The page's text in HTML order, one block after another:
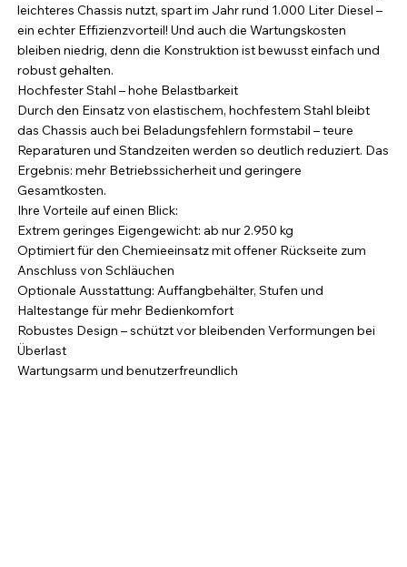
leichteres Chassis nutzt, spart im Jahr rund 1.000 Liter Diesel –
ein echter Effizienzvorteil! Und auch die Wartungskosten
bleiben niedrig, denn die Konstruktion ist bewusst einfach und
robust gehalten.
Hochfester Stahl – hohe Belastbarkeit
Durch den Einsatz von elastischem, hochfestem Stahl bleibt
das Chassis auch bei Beladungsfehlern formstabil – teure
Reparaturen und Standzeiten werden so deutlich reduziert. Das
Ergebnis: mehr Betriebssicherheit und geringere
Gesamtkosten.
Ihre Vorteile auf einen Blick:
Extrem geringes Eigengewicht: ab nur 2.950 kg
Optimiert für den Chemieeinsatz mit offener Rückseite zum
Anschluss von Schläuchen
Optionale Ausstattung: Auffangbehälter, Stufen und
Haltestange für mehr Bedienkomfort
Robustes Design – schützt vor bleibenden Verformungen bei
Überlast
Wartungsarm und benutzerfreundlich